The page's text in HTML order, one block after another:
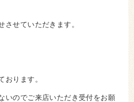
させていただきます。
おります。
いのでご来店いただき受付をお願